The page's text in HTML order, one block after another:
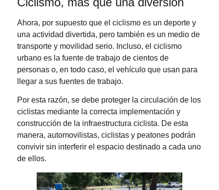
Ahora, por supuesto que el ciclismo es un deporte y
una actividad divertida, pero también es un medio de
transporte y movilidad serio. Incluso, el ciclismo
urbano es la fuente de trabajo de cientos de
personas o, en todo caso, el vehículo que usan para
llegar a sus fuentes de trabajo.
Por esta razón, se debe proteger la circulación de los
ciclistas mediante la correcta implementación y
construcción de la infraestructura ciclista. De esta
manera, automovilistas, ciclistas y peatones podrán
convivir sin interferir el espacio destinado a cada uno
de ellos.